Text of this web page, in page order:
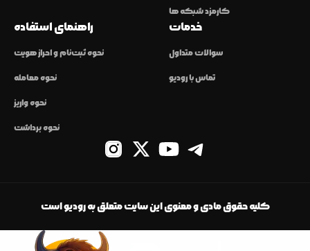
کارمزد شبکه ها
راهنمای استفاده
نحوه ثبت‌نام و احراز هویت
نحوه معامله
نحوه واریز
نحوه برداشت
خدمات
سوالات متداول
تماس با رودیو
کلیه حقوق مادی و معنوی این سایت متعلق به رودیو است